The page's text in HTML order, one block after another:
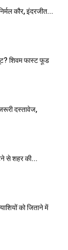
कौर, इंदरजीत...
शिवम फास्ट फूड
जरूरी दस्तावेज,
से शहर की...
को जिताने में